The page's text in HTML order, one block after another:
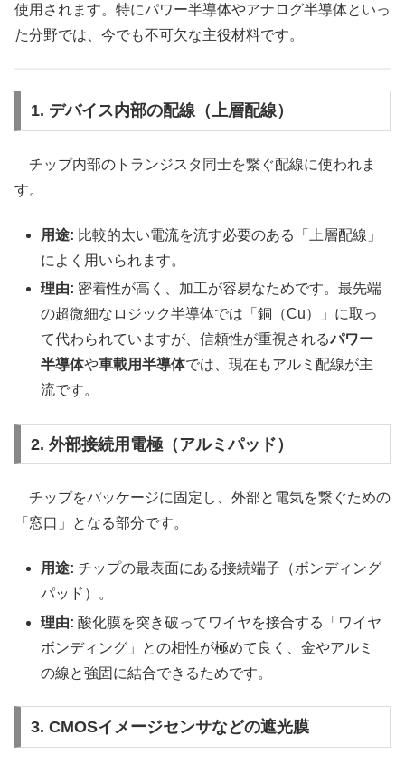
使用されます。特にパワー半導体やアナログ半導体といっ
た分野では、今でも不可欠な主役材料です。
1. デバイス内部の配線（上層配線）
チップ内部のトランジスタ同士を繋ぐ配線に使われま
す。
用途: 比較的太い電流を流す必要のある「上層配線」
によく用いられます。
理由: 密着性が高く、加工が容易なためです。最先端
の超微細なロジック半導体では「銅（Cu）」に取っ
て代わられていますが、信頼性が重視されるパワー
半導体や車載用半導体では、現在もアルミ配線が主
流です。
2. 外部接続用電極（アルミパッド）
チップをパッケージに固定し、外部と電気を繋ぐための
「窓口」となる部分です。
用途: チップの最表面にある接続端子（ボンディング
パッド）。
理由: 酸化膜を突き破ってワイヤを接合する「ワイヤ
ボンディング」との相性が極めて良く、金やアルミ
の線と強固に結合できるためです。
3. CMOSイメージセンサなどの遮光膜